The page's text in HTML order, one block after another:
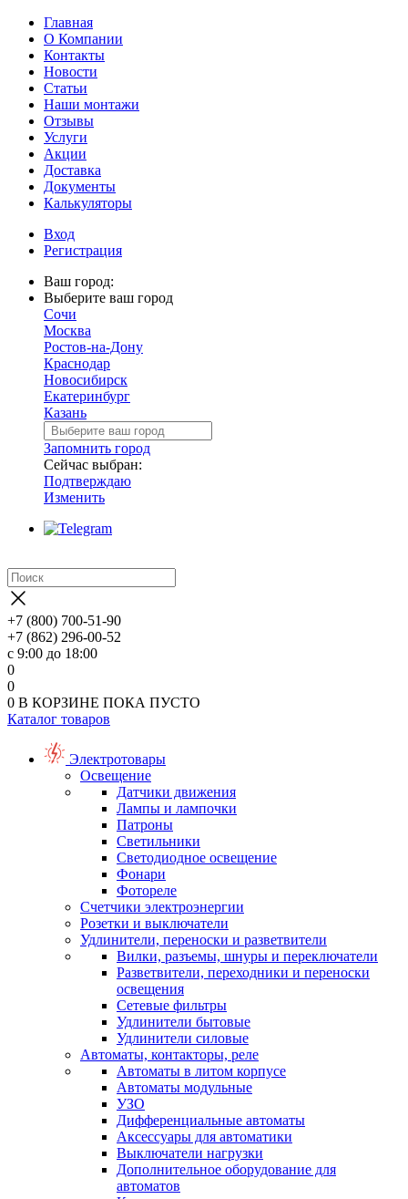
Главная
О Компании
Контакты
Новости
Статьи
Наши монтажи
Отзывы
Услуги
Акции
Доставка
Документы
Калькуляторы
Вход
Регистрация
Ваш город:
Выберите ваш город
Сочи
Москва
Ростов-на-Дону
Краснодар
Новосибирск
Екатеринбург
Казань
Запомнить город
Сейчас выбран:
Подтверждаю
Изменить
+7 (800) 700-51-90
+7 (862) 296-00-52
с 9:00 до 18:00
0
0
0 В КОРЗИНЕ ПОКА ПУСТО
Каталог товаров
Электротовары
Освещение
Датчики движения
Лампы и лампочки
Патроны
Светильники
Светодиодное освещение
Фонари
Фотореле
Счетчики электроэнергии
Розетки и выключатели
Удлинители, переноски и разветвители
Вилки, разъемы, шнуры и переключатели
Разветвители, переходники и переноски
освещения
Сетевые фильтры
Удлинители бытовые
Удлинители силовые
Автоматы, контакторы, реле
Автоматы в литом корпусе
Автоматы модульные
УЗО
Дифференциальные автоматы
Аксессуары для автоматики
Выключатели нагрузки
Дополнительное оборудование для
автоматов